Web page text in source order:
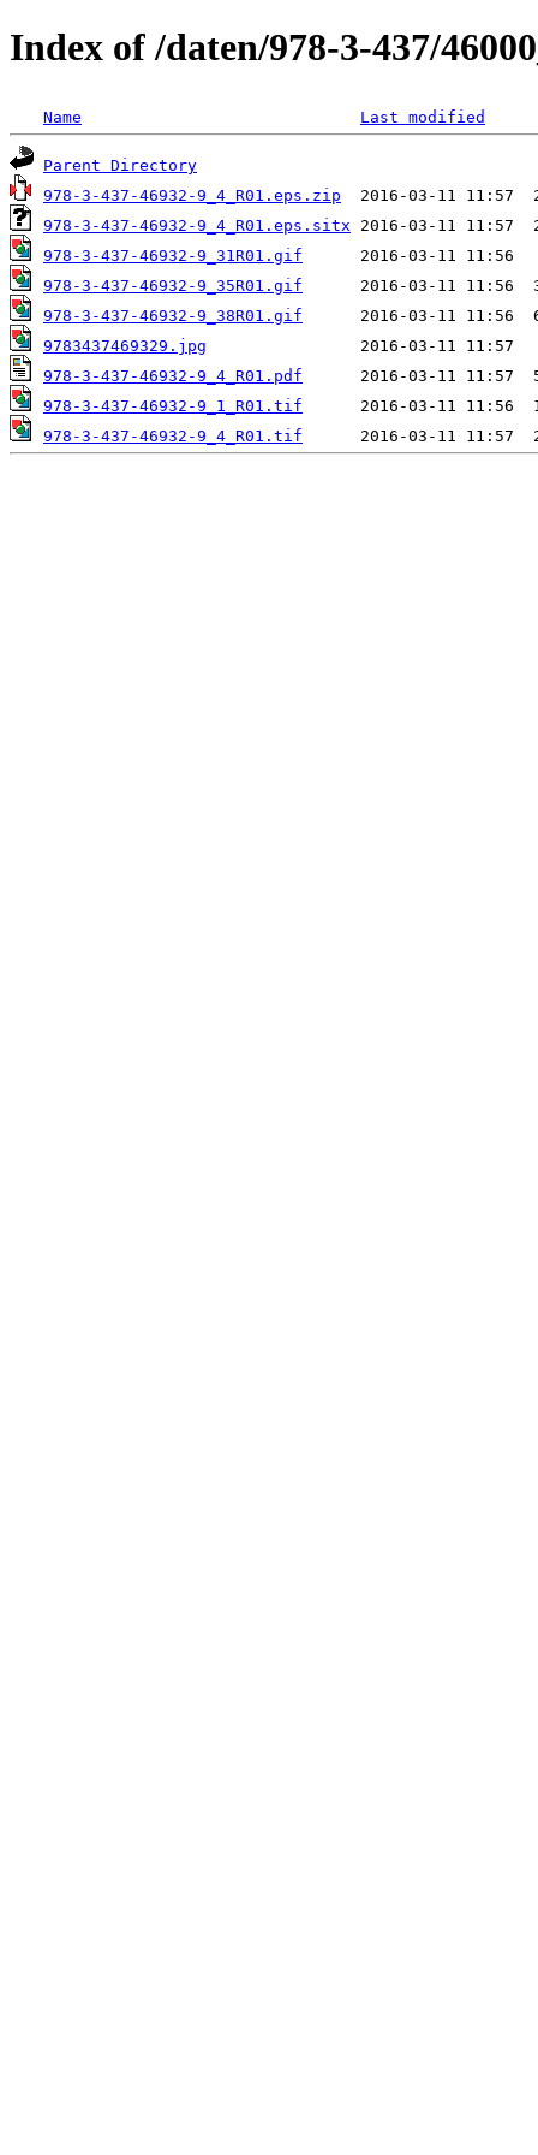
Index of /daten/978-3-437/
Name Last modified
Parent Directory
978-3-437-46932-9_4_R01.eps.zip
978-3-437-46932-9_4_R01.eps.sitx
978-3-437-46932-9_31R01.gif
978-3-437-46932-9_35R01.gif
978-3-437-46932-9_38R01.gif
9783437469329.jpg
978-3-437-46932-9_4_R01.pdf
978-3-437-46932-9_1_R01.tif
978-3-437-46932-9_4_R01.tif